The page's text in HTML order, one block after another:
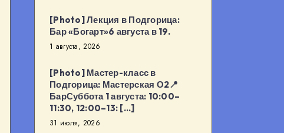
[Photo] Лекция в Подгорица:
Бар «Богарт»6 августа в 19.
1 августа, 2026
[Photo] Мастер-класс в
Подгорица: Мастерская О2📍
БарСуббота 1 августа: 10:00–
11:30, 12:00–13: […]
31 июля, 2026